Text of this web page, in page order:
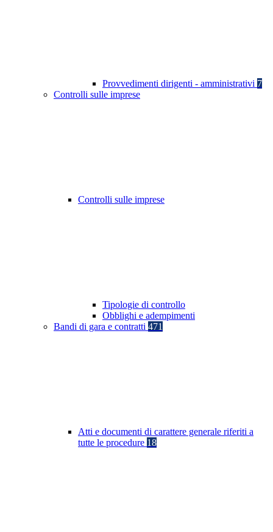
Provvedimenti dirigenti - amministrativi 7
Controlli sulle imprese
Controlli sulle imprese
Tipologie di controllo
Obblighi e adempimenti
Bandi di gara e contratti 471
Atti e documenti di carattere generale riferiti a
tutte le procedure 18